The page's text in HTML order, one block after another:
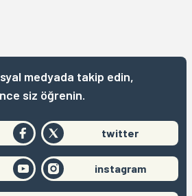
medyada takip edin,
siz öğrenin.
twitter
instagram